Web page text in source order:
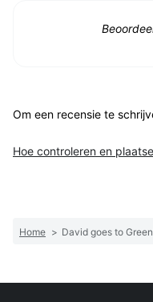
Om een recensie te
Hoe controleren en
Home > David goes to